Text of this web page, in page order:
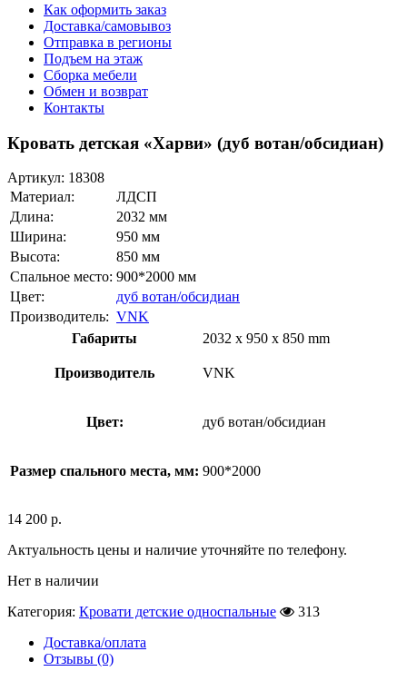
Как оформить заказ
Доставка/самовывоз
Отправка в регионы
Подъем на этаж
Сборка мебели
Обмен и возврат
Контакты
Кровать детская «Харви» (дуб вотан/обсидиан)
Артикул: 18308
Материал:
ЛДСП
Длина:
2032 мм
Ширина:
950 мм
Высота:
850 мм
Спальное место: 900*2000 мм
Цвет:
дуб вотан/обсидиан
Производитель: VNK
Габариты
2032 x 950 x 850 mm
Производитель VNK
Цвет: дуб вотан/обсидиан
Размер спального места, мм: 900*2000
14 200 р.
Актуальность цены и наличие уточняйте по телефону.
Нет в наличии
Категория: Кровати детские односпальные
313
Доставка/оплата
Отзывы (0)